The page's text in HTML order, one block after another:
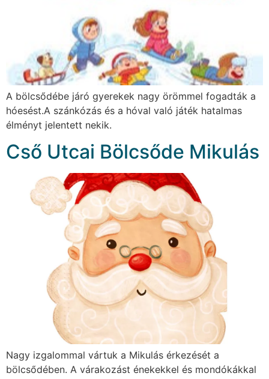
A bölcsődébe járó gyerekek nagy örömmel fogadták a
hóesést.A szánkózás és a hóval való játék hatalmas
élményt jelentett nekik.
Cső Utcai Bölcsőde Mikulás
Nagy izgalommal vártuk a Mikulás érkezését a
bölcsődében. A várakozást énekekkel és mondókákkal